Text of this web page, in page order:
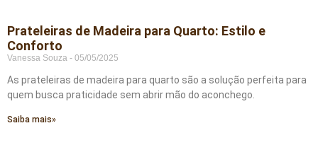
Prateleiras de Madeira para Quarto: Estilo e
Conforto
Vanessa Souza 05/05/2025
As prateleiras de madeira para quarto são a solução perfeita para
quem busca praticidade sem abrir mão do aconchego.
Saiba mais»